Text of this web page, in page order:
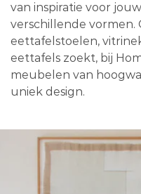
van inspiratie voor
verschillende vormen.
eettafelstoelen,
eettafels zoekt, bij
meubelen van
uniek design.